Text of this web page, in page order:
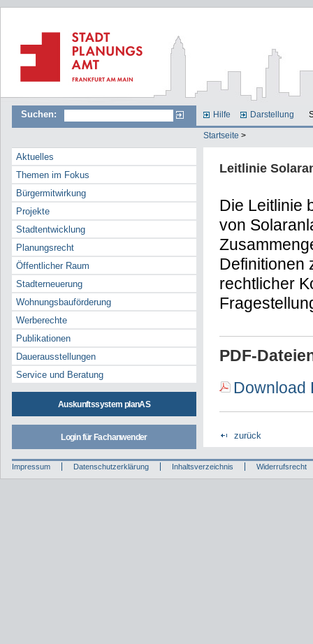
Suchen: Hilfe Darstellung
Startseite >
Aktuelles
Themen im Fokus
Bürgermitwirkung
Projekte
Stadtentwicklung
Planungsrecht
Öffentlicher Raum
Stadterneuerung
Wohnungsbauförderung
Werberechte
Publikationen
Dauerausstellungen
Service und Beratung
Auskunftssystem planAS
Login für Fachanwender
Leitlinie
Die Leitlinie
von
Definitionen
rechtlicher
PDF-
Download
zurück
Impressum Datenschutzerklärung Inhaltsverzeichnis Widerrufsrecht